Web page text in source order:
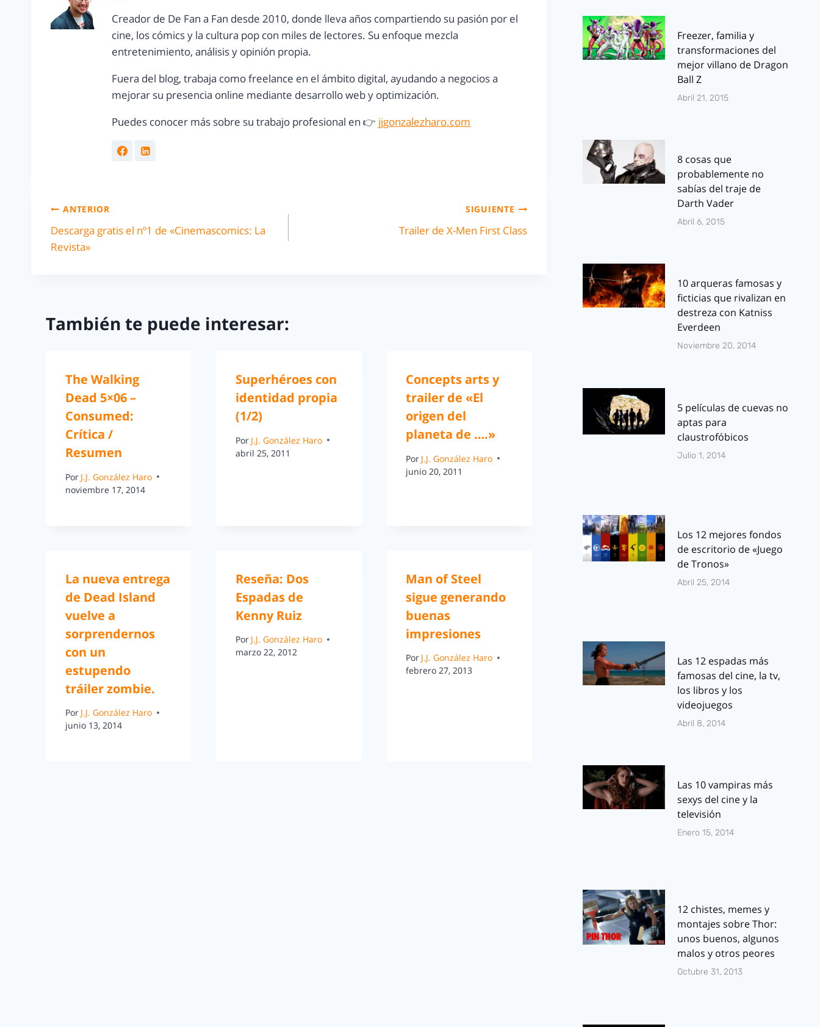
Creador de De Fan a Fan desde 2010, donde lleva años compartiendo su pasión por el
cine, los cómics y la cultura pop con miles de lectores. Su enfoque mezcla
entretenimiento, análisis y opinión propia.
Fuera del blog, trabaja como freelance en el ámbito digital, ayudando a negocios a
mejorar su presencia online mediante desarrollo web y optimización.
Puedes conocer más sobre su trabajo profesional en 👉 jjgonzalezharo.com
ANTERIOR
Descarga gratis el nº1 de «Cinemascomics: La
Revista»
SIGUIENTE
Trailer de X-Men First Class
También te puede interesar:
The Walking
Dead 5×06 –
Consumed:
Crítica /
Resumen
Por J.J. González Haro
noviembre 17, 2014
Superhéroes con
identidad propia
(1/2)
Por J.J. González Haro
abril 25, 2011
Concepts arts y
trailer de «El
origen del
planeta de ….»
Por J.J. González Haro
junio 20, 2011
La nueva entrega
de Dead Island
vuelve a
sorprendernos
con un
estupendo
tráiler zombie.
Por J.J. González Haro
junio 13, 2014
Reseña: Dos
Espadas de
Kenny Ruiz
Por J.J. González Haro
marzo 22, 2012
Man of Steel
sigue generando
buenas
impresiones
Por J.J. González Haro
febrero 27, 2013
Freezer, familia y
transformaciones del
mejor villano de Dragon
Ball Z
Abril 21, 2015
8 cosas que
probablemente no
sabías del traje de
Darth Vader
Abril 6, 2015
10 arqueras famosas y
ficticias que rivalizan en
destreza con Katniss
Everdeen
Noviembre 20, 2014
5 películas de cuevas no
aptas para
claustrofóbicos
Julio 1, 2014
Los 12 mejores fondos
de escritorio de «Juego
de Tronos»
Abril 25, 2014
Las 12 espadas más
famosas del cine, la tv,
los libros y los
videojuegos
Abril 8, 2014
Las 10 vampiras más
sexys del cine y la
televisión
Enero 15, 2014
12 chistes, memes y
montajes sobre Thor:
unos buenos, algunos
malos y otros peores
Octubre 31, 2013